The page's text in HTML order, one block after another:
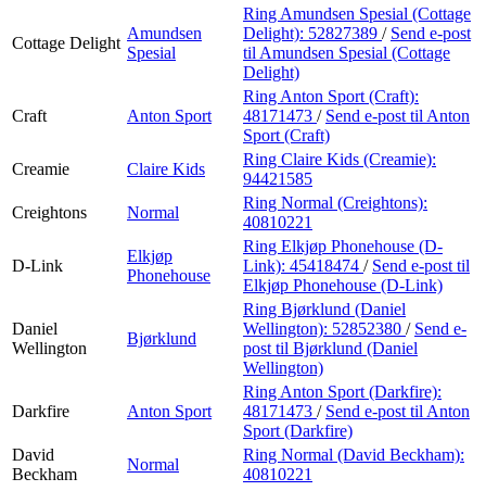
Cottage Delight
Amundsen
Spesial
Ring Amundsen Spesial (Cottage
Delight): 52827389 / Send e-post
til Amundsen Spesial (Cottage
Delight)
Craft Anton Sport
Ring Anton Sport (Craft):
48171473 / Send e-post til Anton
Sport (Craft)
Creamie
Claire Kids
Ring Claire Kids (Creamie):
94421585
Creightons
Normal
Ring Normal (Creightons):
40810221
D-Link
Elkjøp
Phonehouse
Ring Elkjøp Phonehouse (D-
Link): 45418474 / Send e-post til
Elkjøp Phonehouse (D-Link)
Daniel
Wellington
Bjørklund
Ring Bjørklund (Daniel
Wellington): 52852380 / Send e-
post til Bjørklund (Daniel
Wellington)
Darkfire Anton Sport
Ring Anton Sport (Darkfire):
48171473 / Send e-post til Anton
Sport (Darkfire)
David
Beckham
Normal
Ring Normal (David Beckham):
40810221